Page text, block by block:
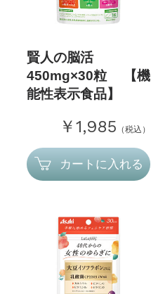
賢人の脳活
450mg×30粒 【機
能性表示食品】
￥1,985 （税込）
カートに入れる